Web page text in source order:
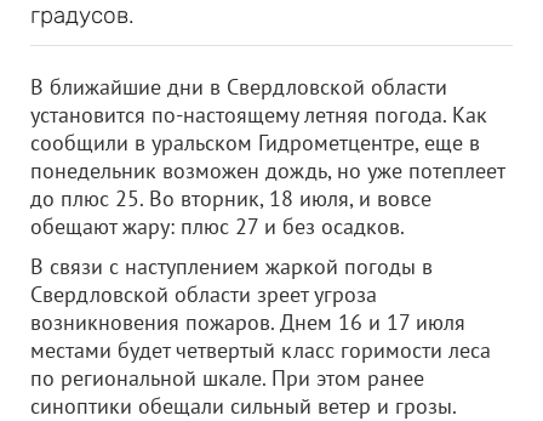
градусов.
В ближайшие дни в Свердловской области
установится по-настоящему летняя погода. Как
сообщили в уральском Гидрометцентре, еще в
понедельник возможен дождь, но уже потеплеет
до плюс 25. Во вторник, 18 июля, и вовсе
обещают жару: плюс 27 и без осадков.
В связи с наступлением жаркой погоды в
Свердловской области зреет угроза
возникновения пожаров. Днем 16 и 17 июля
местами будет четвертый класс горимости леса
по региональной шкале. При этом ранее
синоптики обещали сильный ветер и грозы.